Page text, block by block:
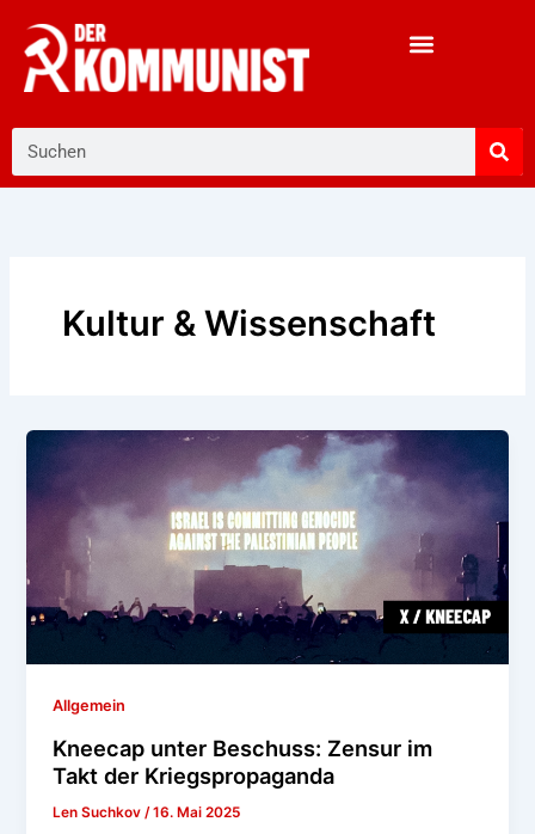
Inhalt
springen
Kultur & Wissenschaft
Allgemein
Kneecap unter Beschuss: Zensur im
Takt der Kriegspropaganda
Len Suchkov /16. Mai 2025